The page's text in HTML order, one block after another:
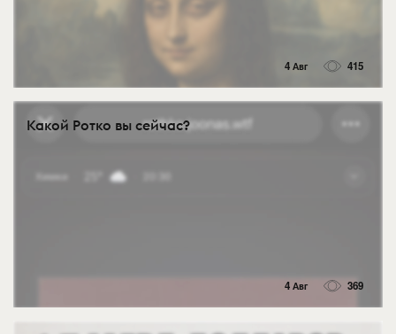
4 Авг 415
Какой Ротко вы сейчас?
4 Авг 369